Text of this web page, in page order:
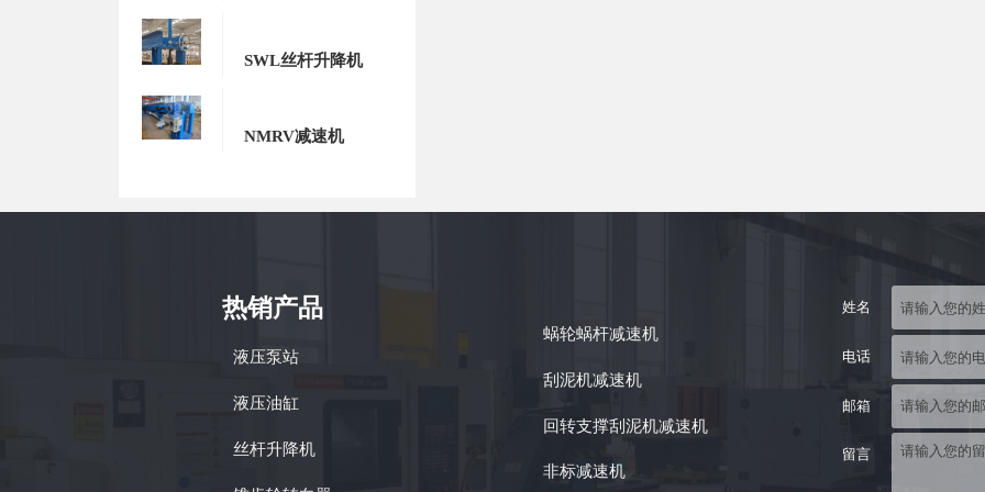
SWL丝杆升降机
NMRV减速机
热销产品
液压泵站
液压油缸
丝杆升降机
蜗轮蜗杆减速机
刮泥机减速机
回转支撑刮泥机减速机
非标减速机
姓名
电话
邮箱
留言